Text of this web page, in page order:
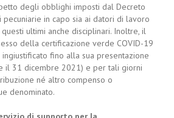
degli obblighi imposti dal Decreto
pecuniarie in capo sia ai datori di lavoro
ultimi anche disciplinari. Inoltre, il
della certificazione verde COVID-19
fino alla sua presentazione
il 31 dicembre 2021) e per tali giorni
né altro compenso o
denominato.